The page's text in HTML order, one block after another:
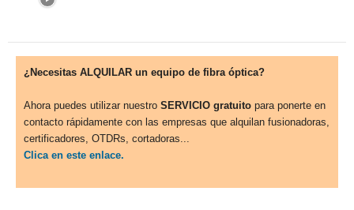
¿Necesitas ALQUILAR un equipo de fibra óptica?
Ahora puedes utilizar nuestro SERVICIO gratuito para ponerte en
contacto rápidamente con las empresas que alquilan fusionadoras,
certificadores, OTDRs, cortadoras...
Clica en este enlace.